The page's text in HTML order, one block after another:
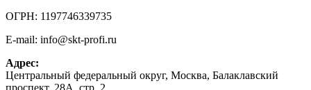
ОГРН: 1197746339735
E-mail: info@skt-profi.ru
Адрес:
Центральный федеральный округ, Москва, Балаклавский